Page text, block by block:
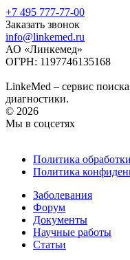
+7 495 777-77-00
Заказать звонок
info@linkemed.ru
АО «Линкемед»
ОГРН: 1197746135168
LinkeMed – сервис
диагностики.
© 2026
Мы в соцсетях
Политика
Политика
Заболевания
Форум
Документы
Научные работы
Статьи